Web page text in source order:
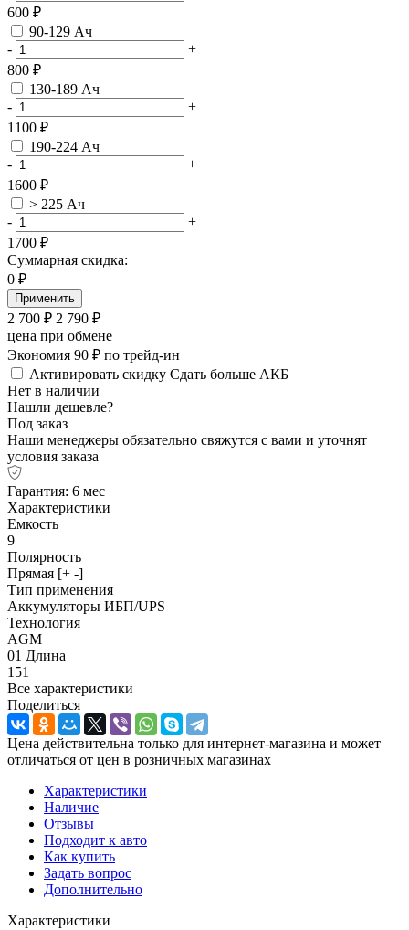
600 ₽
90-129 Ач
-
+
800 ₽
130-189 Ач
-
+
1100 ₽
190-224 Ач
-
+
1600 ₽
> 225 Ач
-
+
1700 ₽
Суммарная скидка:
0 ₽
Применить
2 700 ₽ 2 790 ₽
цена при обмене
Экономия 90 ₽ по трейд-ин
Активировать скидку Сдать больше АКБ
Нет в наличии
Нашли дешевле?
Под заказ
Наши менеджеры обязательно свяжутся с вами и уточнят
условия заказа
Гарантия: 6 мес
Характеристики
Емкость
9
Полярность
Прямая [+ -]
Тип применения
Аккумуляторы ИБП/UPS
Технология
AGM
01 Длина
151
Все характеристики
Поделиться
Цена действительна только для интернет-магазина и может
отличаться от цен в розничных магазинах
Характеристики
Наличие
Отзывы
Подходит к авто
Как купить
Задать вопрос
Дополнительно
Характеристики